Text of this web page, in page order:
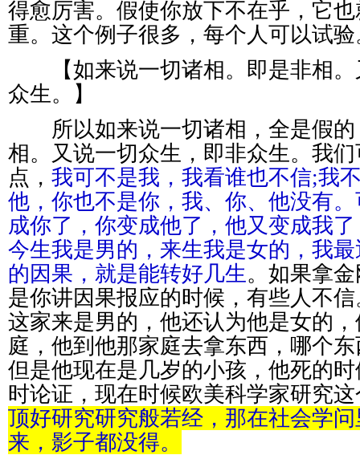
得愈厉害。假使你放下不在乎，它
重。这个例子很多，每个人可以试验
【如来说一切诸相。即是非相。
众生。】
所以如来说一切诸相，全是假的
相。又说一切众生，即非众生。我
点， 我可不是我，我看谁也不信;我
他，你也不是你，我、你、他没有
成你了，你变成他了，他又变成我
今生我是男的，来生我是女的，我
的因果，就是能转好几生。如果拿
是你讲因果报应的时候，有些人不
这家来是男的，他还认为他是女的
庭，他到他那家庭去拿东西，哪个
但是他现在是几岁的小孩，他死的
时论证，现在时候欧美科学家研究
顶好研究研究般若经，那在社会学
来，影子都没得。